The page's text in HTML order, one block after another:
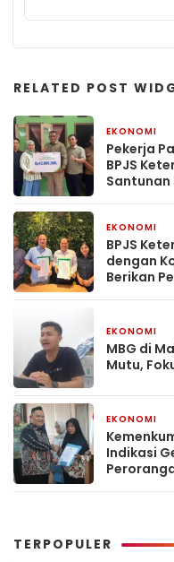
RELATED POST
EKONOMI
Pekerja
BPJS
Santunan
EKONOMI
BPJS
dengan
Berikan
EKONOMI
MBG di
Mutu,
EKONOMI
Indikasi
TERPOPULER